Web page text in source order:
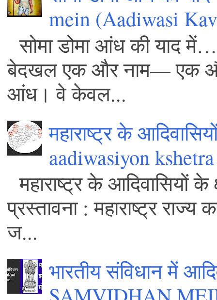
mein (Aadiwasi
सोमा डोमा आंध की याद में…
बेदखल एक और नाम— एक और
आंध। वे केवल...
महाराष्ट्र के
aadiwasiyon
महाराष्ट्र के आदिवासियों
प्रस्तावना : महाराष्ट्र
ज...
भारतीय संविधान में